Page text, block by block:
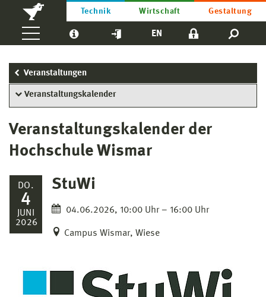
Technik Wirtschaft Gestaltung
EN
Veranstaltungen
Veranstaltungskalender
Veranstaltungskalender der
Hochschule Wismar
DO.
4
JUNI
2026
StuWi
04.06.2026, 10:00 Uhr – 16:00 Uhr
Campus Wismar, Wiese